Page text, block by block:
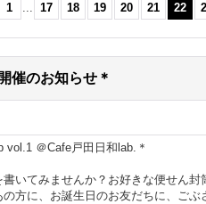
1 ... 17 18 19 20 21 22
催のお知らせ＊
vol.1 ＠Cafe戸田日和lab.＊
いてみませんか？お好きな便せん
方に、お誕生日のお友だちに、ご